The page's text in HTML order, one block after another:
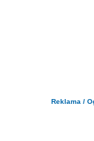
Reklama /